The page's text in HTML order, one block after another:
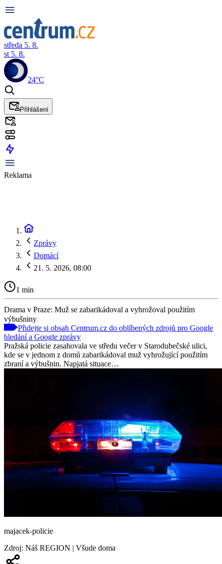
středa 5. 8.
st 5. 8.
24°C
Přihlášení
Reklama
Zprávy
Domácí
21. 5. 2026, 08:00
1 min
Drama v Praze: Muž se zabarikádoval a vyhrožoval použitím
výbušniny
Přidejte si obsah Centrum.cz do oblíbených zdrojů pro Google
hledání a Google zprávy
Pražská policie zasahovala ve středu večer v Starodubečské ulici,
kde se v jednom z domů zabarikádoval muž vyhrožující použitím
zbraní a výbušnin. Napjatá situace…
majacek-policie
Zdroj: Náš REGION | Všude doma